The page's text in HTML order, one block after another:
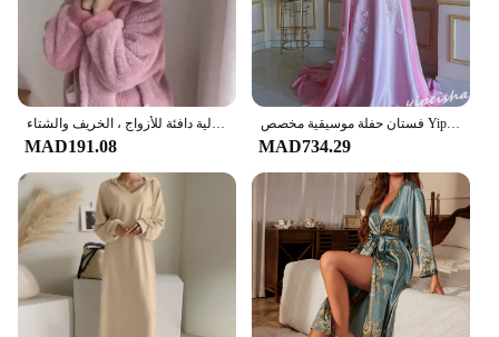
MAD191.08
فستان حفلة موسيقية مخصص Yipeisha فساتين رائعة مربعة على شكل حرف a على شكل حرف a زهرة s выcionesее Vestido Largo Robe Longue
MAD734.29